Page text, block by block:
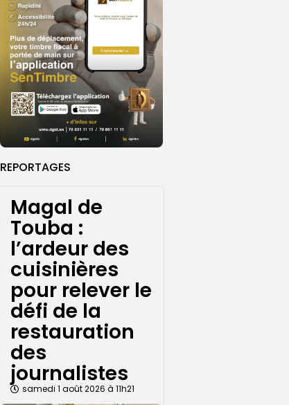
REPORTAGES
Magal de
Touba :
l’ardeur des
cuisinières
pour relever le
défi de la
restauration
des
journalistes
samedi 1 août 2026 à 11h21